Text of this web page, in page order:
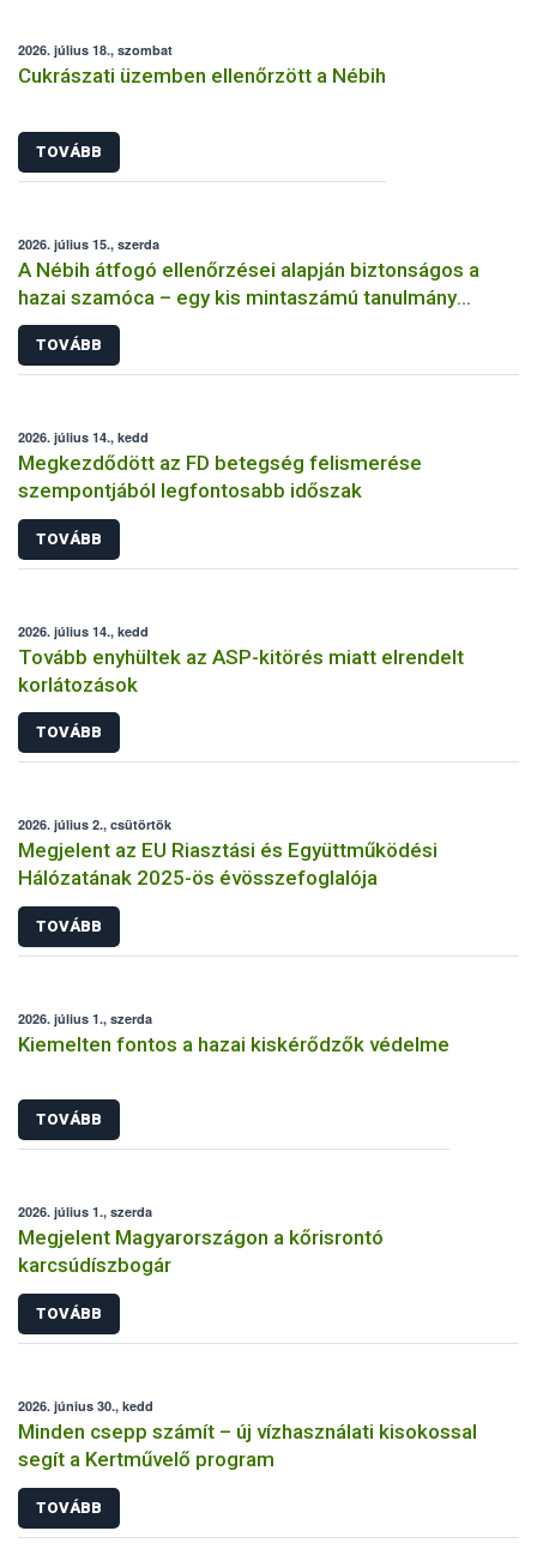
2026. július 18., szombat
Cukrászati üzemben ellenőrzött a Nébih
TOVÁBB
2026. július 15., szerda
A Nébih átfogó ellenőrzései alapján biztonságos a
hazai szamóca – egy kis mintaszámú tanulmány
indokolatlan aggodalmat kelthet
TOVÁBB
2026. július 14., kedd
Megkezdődött az FD betegség felismerése
szempontjából legfontosabb időszak
TOVÁBB
2026. július 14., kedd
Tovább enyhültek az ASP-kitörés miatt elrendelt
korlátozások
TOVÁBB
2026. július 2., csütörtök
Megjelent az EU Riasztási és Együttműködési
Hálózatának 2025-ös évösszefoglalója
TOVÁBB
2026. július 1., szerda
Kiemelten fontos a hazai kiskérődzők védelme
TOVÁBB
2026. július 1., szerda
Megjelent Magyarországon a kőrisrontó
karcsúdíszbogár
TOVÁBB
2026. június 30., kedd
Minden csepp számít – új vízhasználati kisokossal
segít a Kertművelő program
TOVÁBB